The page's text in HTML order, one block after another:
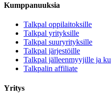
Kumppanuuksia
Talkpal oppilaitoksille
Talkpal yrityksille
Talkpal suuryrityksille
Talkpal järjestöille
Talkpal jälleenmyyjille ja
Talkpalin affiliate
Yritys